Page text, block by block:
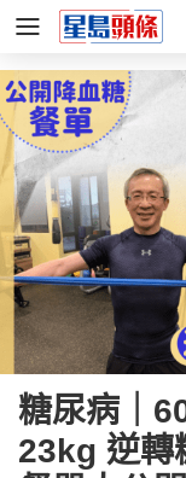
糖尿病｜
23kg 逆轉